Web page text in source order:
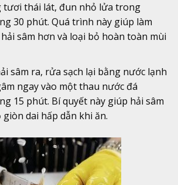
tươi thái lát, đun nhỏ lửa trong
30 phút. Quá trình này giúp làm
sâm hơn và loại bỏ hoàn toàn mùi
sâm ra, rửa sạch lại bằng nước lạnh
ngay vào một thau nước đá
15 phút. Bí quyết này giúp hải sâm
giòn dai hấp dẫn khi ăn.